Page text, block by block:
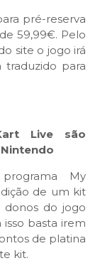
pré-reserva
59,99€. Pelo
site o jogo irá
traduzido para
Live são
My
de um kit
donos do jogo
isso basta irem
de platina
kit.